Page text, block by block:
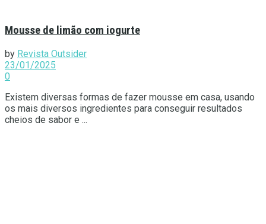
Mousse de limão com iogurte
by Revista Outsider
23/01/2025
0
Existem diversas formas de fazer mousse em casa, usando
os mais diversos ingredientes para conseguir resultados
cheios de sabor e ...